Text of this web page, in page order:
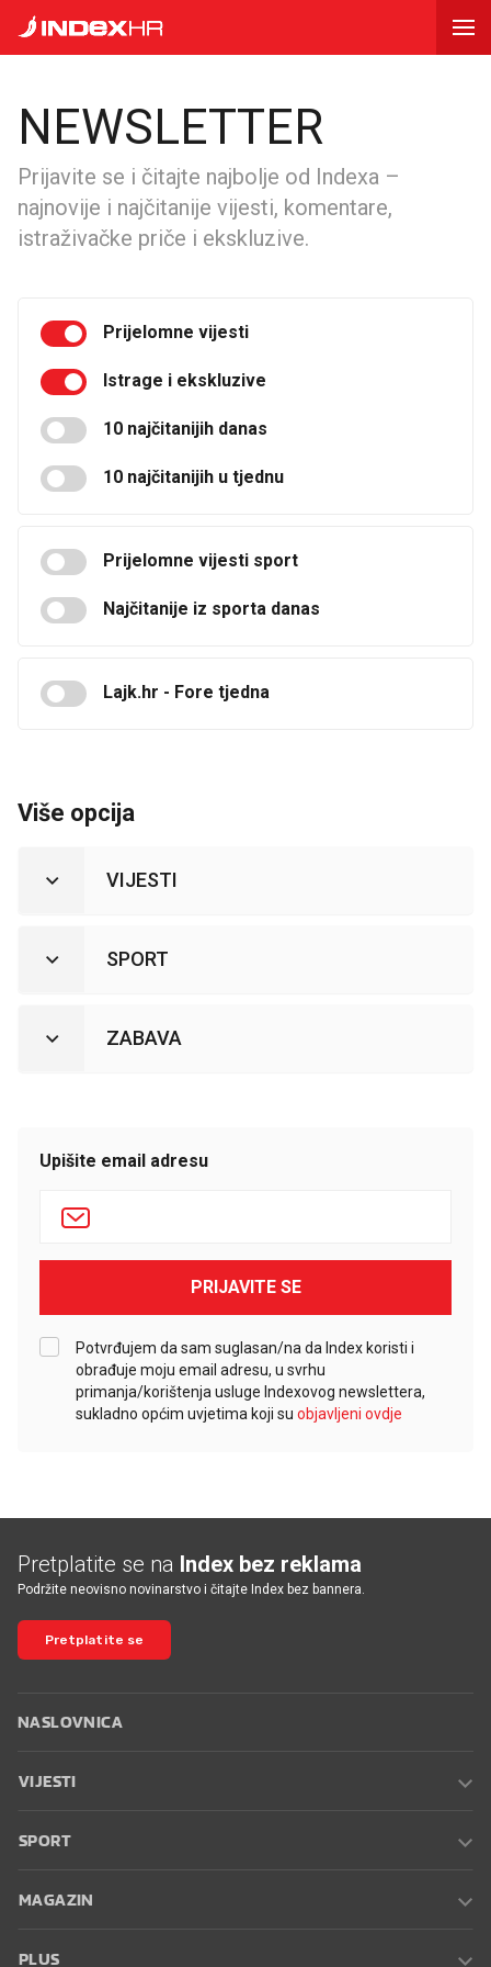
NEWSLETTER
Prijavite se i čitajte najbolje od Indexa –
najnovije i najčitanije vijesti, komentare,
istraživačke priče i ekskluzive.
Prijelomne vijesti
Istrage i ekskluzive
10 najčitanijih danas
10 najčitanijih u tjednu
Prijelomne vijesti sport
Najčitanije iz sporta danas
Lajk.hr - Fore tjedna
Više opcija
VIJESTI
SPORT
ZABAVA
Upišite email adresu
PRIJAVITE SE
Potvrđujem da sam suglasan/na da Index koristi i
obrađuje moju email adresu, u svrhu
primanja/korištenja usluge Indexovog newslettera,
sukladno općim uvjetima koji su objavljeni ovdje
Pretplatite se na Index bez reklama
Podržite neovisno novinarstvo i čitajte Index bez bannera.
Pretplatite se
NASLOVNICA
VIJESTI
SPORT
MAGAZIN
PLUS